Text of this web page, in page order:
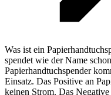
Was ist ein
spendet wie der Name
Papierhandtuchspender
Einsatz. Das Positive an
keinen Strom. Das